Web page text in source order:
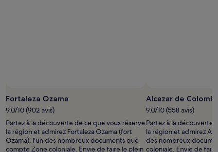
Fortaleza Ozama
9.0/10 (902 avis)
Partez à la découverte de ce que vous réserve
la région et admirez Fortaleza Ozama (fort
Ozama), l'un des nombreux documents que
compte Zone coloniale. Envie de faire le plein
Alcazar de Colomb
9.0/10 (558 avis)
Partez à la découverte
la région et admirez
des nombreux
coloniale. Envie de